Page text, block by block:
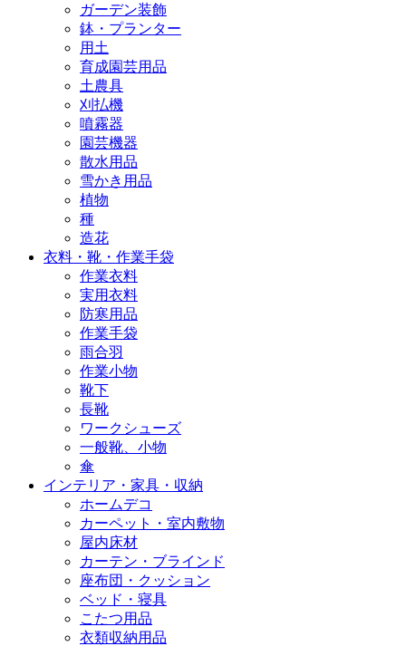
ガーデン装飾
鉢・プランター
用土
育成園芸用品
土農具
刈払機
噴霧器
園芸機器
散水用品
雪かき用品
植物
種
造花
衣料・靴・作業手袋
作業衣料
実用衣料
防寒用品
作業手袋
雨合羽
作業小物
靴下
長靴
ワークシューズ
一般靴、小物
傘
インテリア・家具・収納
ホームデコ
カーペット・室内敷物
屋内床材
カーテン・ブラインド
座布団・クッション
ベッド・寝具
こたつ用品
衣類収納用品